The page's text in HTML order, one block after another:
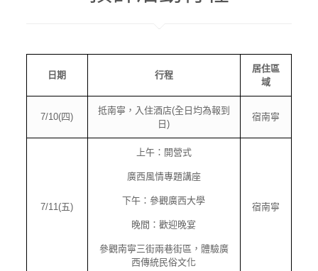
日期 行程
居住區
域
7/10(四)
抵南寧，入住酒店(全日均為報到
日)
宿南寧
7/11(五)
上午：開營式
廣西風情專題講座
下午：參觀廣西大學
晚間：歡迎晚宴
參觀南寧三街兩巷街區，體驗廣
西傳統民俗文化
宿南寧